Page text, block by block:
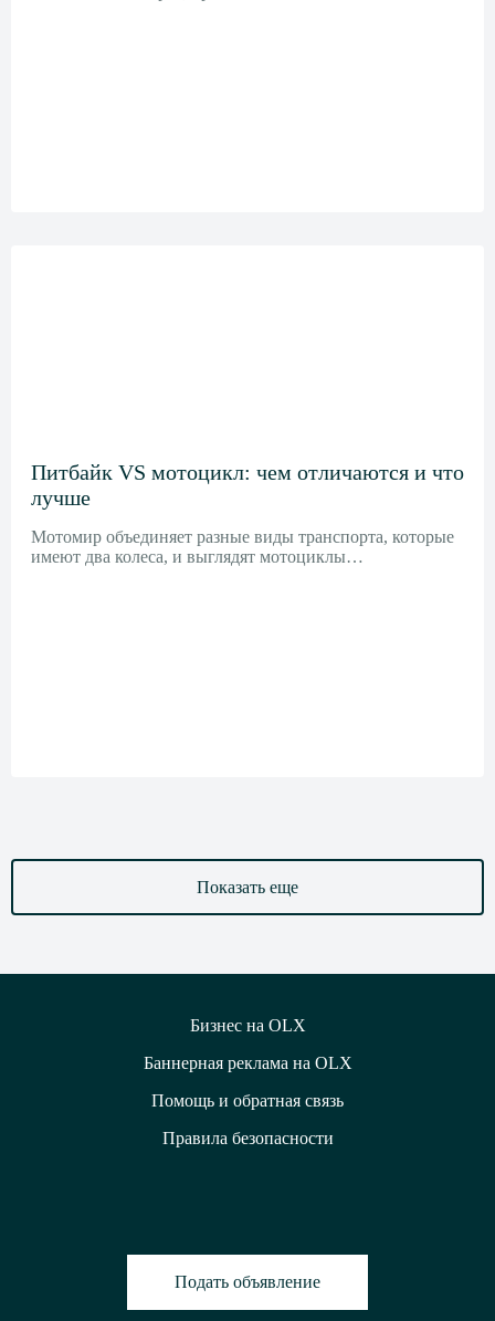
Питбайк VS мотоцикл: чем отличаются и что
лучше
Мотомир объединяет разные виды транспорта, которые
имеют два колеса, и выглядят мотоциклы…
Показать еще
Подать объявление
Бизнес на OLX
Баннерная реклама на OLX
Помощь и обратная связь
Правила безопасности